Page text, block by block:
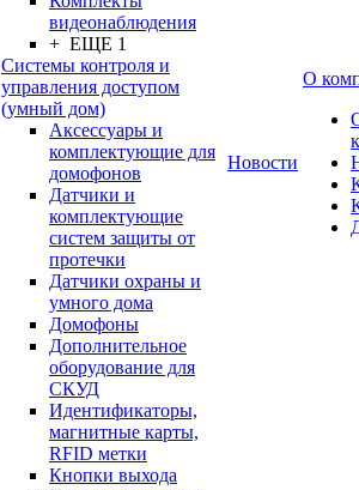
видеонаблюдения
+ ЕЩЕ 1
Системы контроля и
управления доступом
(умный дом)
Аксессуары и
комплектующие для
домофонов
Датчики и
комплектующие
систем защиты от
протечки
Датчики охраны и
умного дома
Домофоны
Дополнительное
оборудование для
СКУД
Идентификаторы,
магнитные карты,
RFID метки
Кнопки выхода
Новости
О